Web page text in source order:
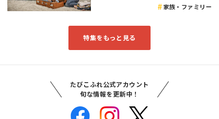
家族・ファミリー
特集をもっと見る
たびこふれ公式アカウント
旬な情報を更新中！